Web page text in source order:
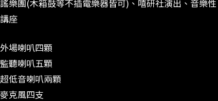
謠樂團(木箱鼓等不插電樂器皆可)、嘻研社演出、音樂性
講座
外場喇叭四顆
監聽喇叭五顆
超低音喇叭兩顆
麥克風四支